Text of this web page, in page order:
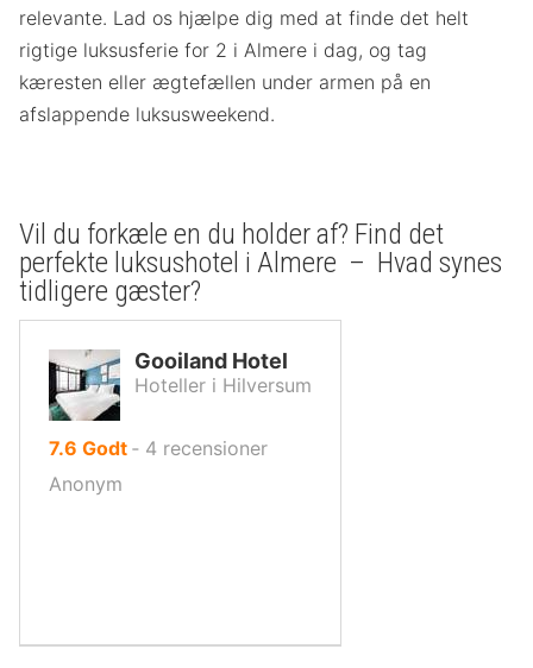
relevante. Lad os hjælpe dig med at finde det helt
rigtige luksusferie for 2 i Almere i dag, og tag
kæresten eller ægtefællen under armen på en
afslappende luksusweekend.
Vil du forkæle en du holder af? Find det
perfekte luksushotel i Almere – Hvad synes
tidligere gæster?
Gooiland Hotel
Hoteller i Hilversum
7.6 ud
10,
Godt ‐ 4 recensioner
Anonym